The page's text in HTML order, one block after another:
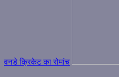
वनडे क्रिकेट का रोमांच